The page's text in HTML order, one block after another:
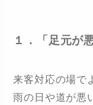
１．「足元が
来客対応の場で
雨の日や道が悪